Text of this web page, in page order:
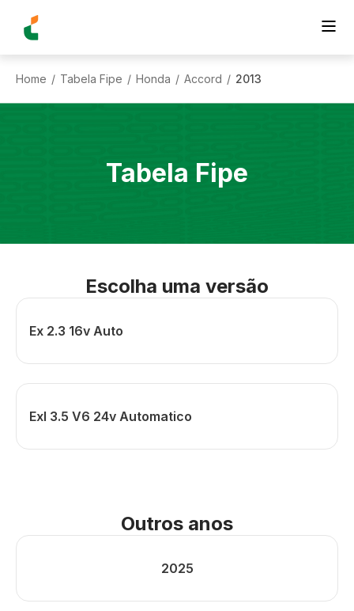
Home / Tabela Fipe / Honda / Accord / 2013
Tabela Fipe
Escolha uma versão
Ex 2.3 16v Auto
Exl 3.5 V6 24v Automatico
Outros anos
2025